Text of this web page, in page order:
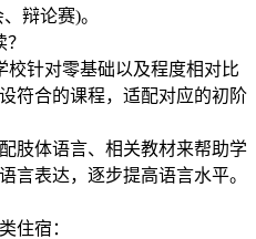
辩论赛)。
校针对零基础以及程度相对比
符合的课程，适配对应的初阶
肢体语言、相关教材来帮助学
言表达，逐步提高语言水平。
住宿：